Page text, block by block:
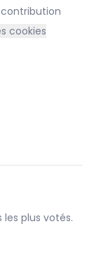
cookies
les plus votés.